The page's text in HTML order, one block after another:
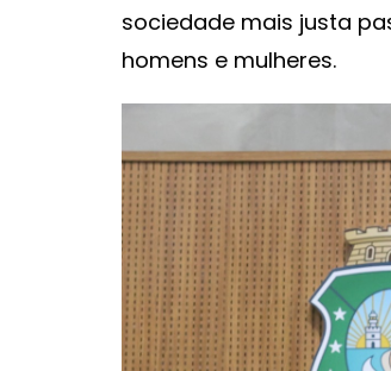
sociedade mais justa
homens e mulheres.